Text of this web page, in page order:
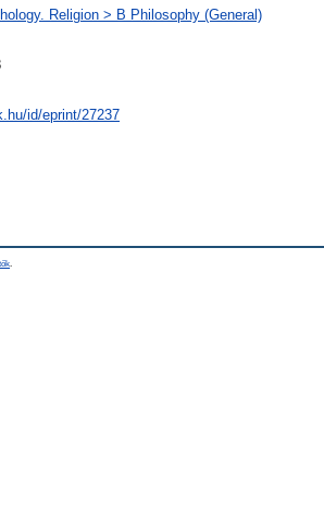
Religion > B Philosophy (General)
id/eprint/27237